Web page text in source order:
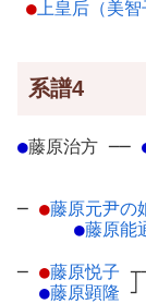
●上皇后（美智
系譜4
●藤原治方 ──
─ ●藤原元尹の
●藤原能
─ ●藤原悦子 ┬
●藤原顕隆 ┘